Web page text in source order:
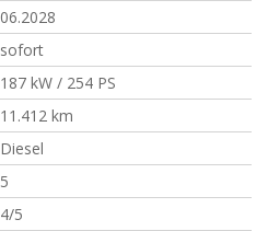
06.2028
sofort
187 kW / 254 PS
11.412 km
Diesel
5
4/5